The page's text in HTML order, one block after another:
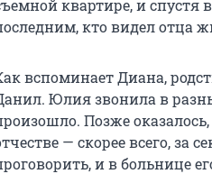
квартире, и
кто видел отца
вспоминает Диана,
Юлия звонила в
Позже
— скорее всего, за
и в больнице